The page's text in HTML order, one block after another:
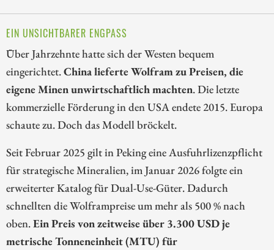
EIN UNSICHTBARER ENGPASS
Über Jahrzehnte hatte sich der Westen bequem
eingerichtet.China lieferte Wolfram zu Preisen, die
eigene Minen unwirtschaftlich machten. Die letzte
kommerzielle Förderung in den USA endete 2015. Europa
schaute zu. Doch das Modell bröckelt.
Seit Februar 2025 gilt in Peking eine Ausfuhrlizenzpflicht
für strategische Mineralien, im Januar 2026 folgte ein
erweiterter Katalog für Dual-Use-Güter. Dadurch
schnellten die Wolframpreise um mehr als 500 % nach
oben.Ein Preis von zeitweise über 3.300 USD je
metrische Tonneneinheit (MTU) für